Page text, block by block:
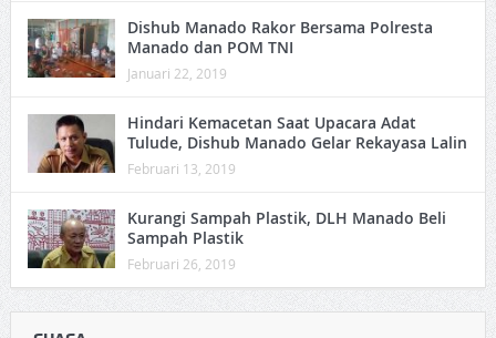
Dishub Manado Rakor Bersama Polresta
Manado dan POM TNI
Januari 22, 2019
Hindari Kemacetan Saat Upacara Adat
Tulude, Dishub Manado Gelar Rekayasa Lalin
Februari 13, 2019
Kurangi Sampah Plastik, DLH Manado Beli
Sampah Plastik
Februari 26, 2019